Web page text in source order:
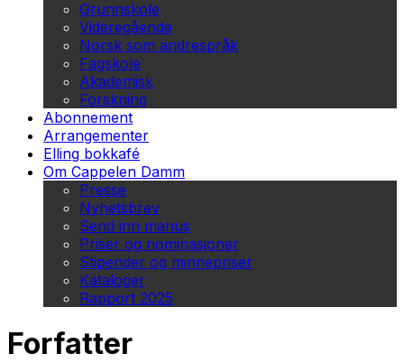
Grunnskole
Videregående
Norsk som andrespråk
Fagskole
Akademisk
Forskning
Abonnement
Arrangementer
Elling bokkafé
Om Cappelen Damm
Presse
Nyhetsbrev
Send inn manus
Priser og nominasjoner
Stipender og minnepriser
Kataloger
Rapport 2025
Forfatter